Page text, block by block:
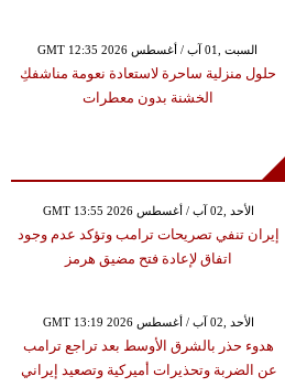
GMT 12:35 2026 السبت ,01 آب / أغسطس
حلول منزلية ساحرة لاستعادة نعومة مناشفكِ
الخشنة بدون معطرات
GMT 13:55 2026 الأحد ,02 آب / أغسطس
إيران تنفي تصريحات ترامب وتؤكد عدم وجود
اتفاق لإعادة فتح مضيق هرمز
GMT 13:19 2026 الأحد ,02 آب / أغسطس
هدوء حذر بالشرق الأوسط بعد تراجع ترامب
عن الضربة وتحذيرات أميركية وتصعيد إيراني